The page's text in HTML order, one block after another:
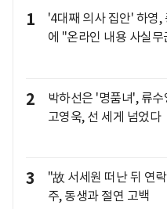
1
'4대째 의사 집안' 하영,
에 "온라인 내용 사실무
2
박하선은 '명품녀', 류
고영욱, 선 세게 넘었다
3
"故 서세원 떠난 뒤 연
주, 동생과 절연 고백